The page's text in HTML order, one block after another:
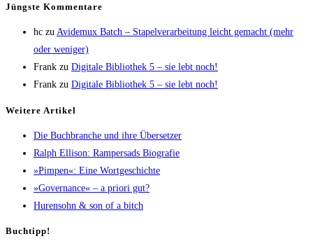
Jüngs­te Kommentare
hc zu Avi­de­mux Batch – Sta­pel­ver­ar­bei­tung leicht gemacht (mehr
oder weniger)
Frank zu Digi­ta­le Biblio­thek 5 – sie lebt noch!
Frank zu Digi­ta­le Biblio­thek 5 – sie lebt noch!
Wei­te­re Artikel
Die Buch­bran­che und ihre Übersetzer
Ralph Elli­son: Ram­pers­ads Biografie
»Pim­pen«: Eine Wortgeschichte
»Gover­nan­ce« – a prio­ri gut?
Huren­sohn & son of a bitch
Buch­tipp!